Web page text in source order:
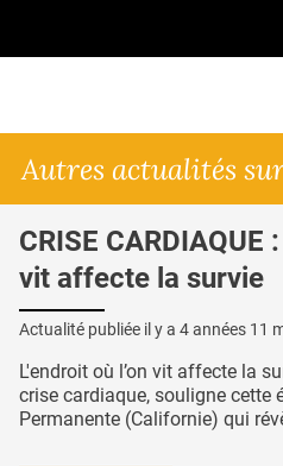
Autres actualités
CRISE CARDIAQUE
vit affecte la survie
Actualité publiée il y a 4 années 11
L'endroit où l’on vit affecte la
crise cardiaque, souligne cette
Permanente (Californie) qui